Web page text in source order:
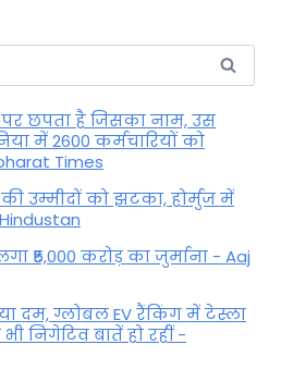
पर छपता है जिसका नाम, उस
में 2600 कर्मचारियों को
Times
उम्मीदों को झटका, होर्मुज में
₹5,000 करोड़ का जुर्माना - Aaj
दम, ग्लोबल EV रैंकिंग में टेस्ला
निगेटिव बातें हो रहीं -